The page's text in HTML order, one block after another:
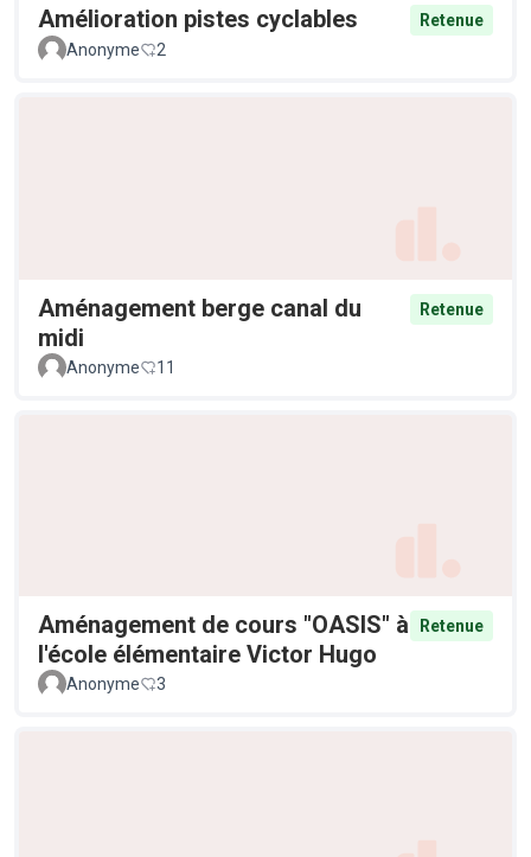
Amélioration pistes cyclables
Retenue
Anonyme
2
Aménagement berge canal du
midi
Retenue
Anonyme 11
Aménagement de cours "OASIS" à
l'école élémentaire Victor Hugo
Retenue
Anonyme 3